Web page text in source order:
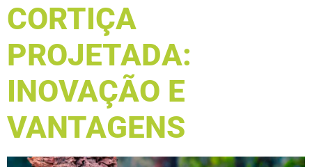
CORTIÇA
PROJETADA:
INOVAÇÃO E
VANTAGENS